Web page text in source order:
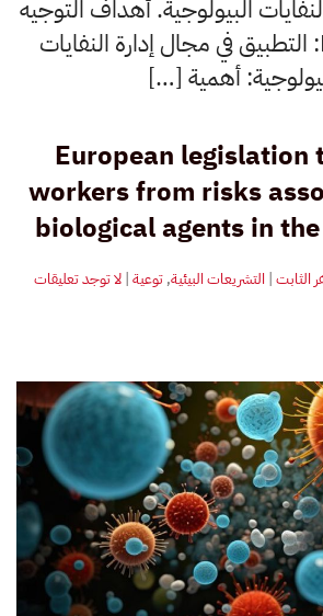
البيولوجية. أهداف التوجيه
2000/54/EC: التطبيق في مجال إدارة النفايات
أهمية […]
European legislation
workers from risks
biological agents in
الثابت| التشريعات البيئية,توعية|لا توجد تعليقاتعلى
من
بيئة
العمل